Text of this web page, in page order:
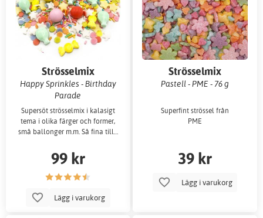
Strösselmix
Happy Sprinkles - Birthday
Parade
Supersöt strösselmix i kalasigt
tema i olika färger och former,
små ballonger m.m. Så fina till…
99 kr
Lägg i varukorg
Strösselmix
Pastell - PME - 76 g
Superfint strössel från
PME
39 kr
Lägg i varukorg